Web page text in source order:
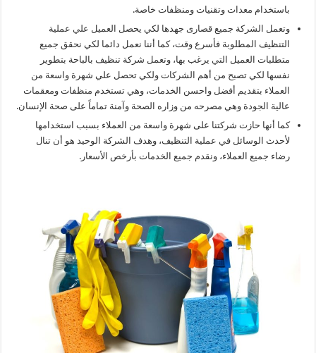
باستخدام معدات وتقنيات ومنظفات خاصة.
وتعمل الشركة جميع قصارى جهدها لكي يحصل العميل علي عملية
التنظيف المطلوبة فأسرع وقت، كما أننا نعمل دائما لكي نحقق جميع
متطلبات العميل التي يرغب بها، وتعمل شركة تنظيف بالباحة بتطوير
نفسها لكي تصبح من أهم الشركات ولكي تحصل علي شهرة واسعة من
العملاء بتقديم أفضل واحسن الخدمات، وهي تستخدم منظفات ومعقمات
عالية الجودة وهي مصرحه من وزاره الصحة وآمنة تماماً على صحة الإنسان.
كما أنها حازت شركتنا على شهرة واسعة من العملاء بسبب استخدامها
لأحدث الوسائل في عملية التنظيف، وهدف الشركة الوحيد هو أن تنال
رضاء جميع العملاء، ونقدم جميع الخدمات بأرخص الأسعار.